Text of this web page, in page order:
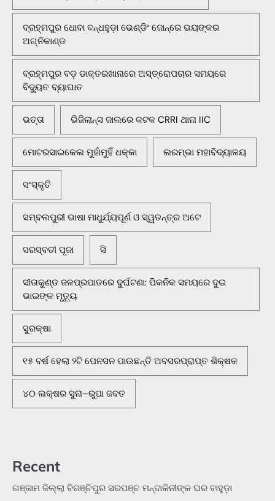
ବ୍ରହ୍ମପୁର ଧୋବା ବନ୍ଧହୁଡ଼ା ଭେଣ୍ଡିଂ ଜୋନ୍‌ରେ ଭୟଙ୍କର
ଅଗ୍ନିକାଣ୍ଡ
ବ୍ରହ୍ମପୁର ବଡ଼ ଡାକ୍ତରଖାନାରେ ଅସ୍ତ୍ରୋପଚାର ସମୟରେ
ବିଦ୍ୟୁତ ବ୍ୟାଘାତ
ଭତ୍ତା ଭିଜିଲାନ୍ସ ଜାଲରେ କଟକ CRRI ଥାନା IIC
ମୋଟରସାଇକେଲ ମୁହାଁମୁହିଁ ଧକ୍କା ଲରମ୍ଭା ମହାବିଦ୍ୟାଳୟ
ସଂସ୍କୃତି
ସମ୍ବଲପୁରୀ ଭାଷା ମାଧୁର୍ଯ୍ୟପୂର୍ଣ ଓ ସ୍ୱତନ୍ତ୍ର ଅଟେ
ସରସ୍ବତୀ ପୂଜା ସି
ସୀତାକୁଣ୍ଡ ଜଳପ୍ରପାତରେ ଦୁର୍ଘଟଣା: ପିକନିକ ସମୟରେ ଦୁଇ
ଭାଇଙ୍କ ମୃତ୍ୟୁ
ସୁରକ୍ଷା
୧୫ ବର୍ଷ ହେଲା ୨ଟି ପେନସନ ପାଉଛନ୍ତି ଅବସରପ୍ରାପ୍ତ ଶିକ୍ଷକ
୪୦ ଲକ୍ଷର ସୁନା–ରୁପା ଜବତ
Recent
ଗଞ୍ଜାମ ଜିଲ୍ଲା ବିରଞ୍ଚିପୁର ସରପଞ୍ଚ ମନ୍ଦାକିନୀଙ୍କ ଘର ବାହୁଡ଼ା